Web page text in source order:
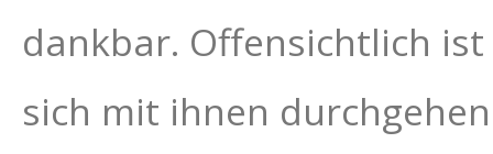
dankbar. Offensichtlich
sich mit ihnen